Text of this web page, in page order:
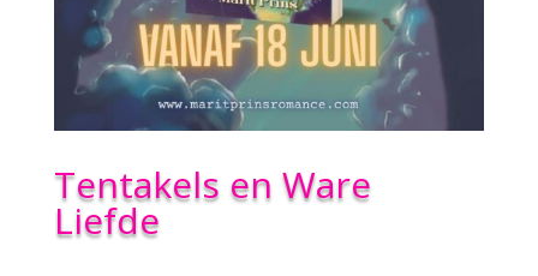
Tentakels en Ware
Liefde